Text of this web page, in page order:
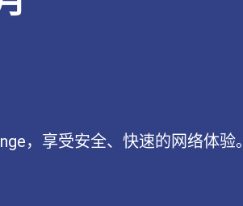
，享受安全、快速的网络体验。